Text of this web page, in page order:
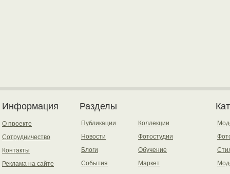
Информация
О проекте
Сотрудничество
Контакты
Реклама на сайте
Разделы
Публикации
Новости
Блоги
События
Коллекции
Фотостудии
Обучение
Маркет